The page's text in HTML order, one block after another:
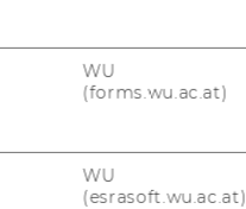
WU
(forms.wu.ac.at)
WU
(esrasoft.wu.ac.at)